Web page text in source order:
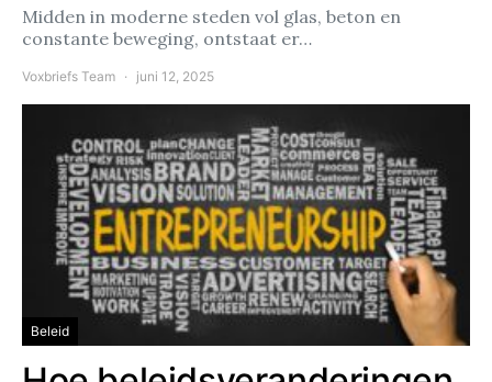
Midden in moderne steden vol glas, beton en
constante beweging, ontstaat er…
Voxbriefs Team juni 12, 2025
Beleid